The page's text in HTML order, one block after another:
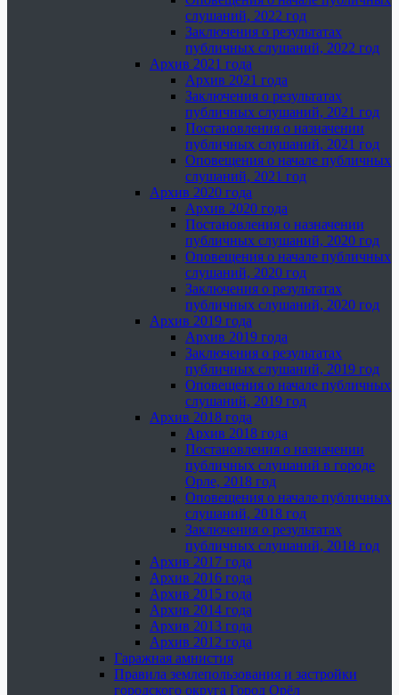
слушаний, 2022 год
Заключения о результатах
публичных слушаний, 2022 год
Архив 2021 года
Архив 2021 года
Заключения о результатах
публичных слушаний, 2021 год
Постановления о назначении
публичных слушаний, 2021 год
Оповещения о начале публичных
слушаний, 2021 год
Архив 2020 года
Архив 2020 года
Постановления о назначении
публичных слушаний, 2020 год
Оповещения о начале публичных
слушаний, 2020 год
Заключения о результатах
публичных слушаний, 2020 год
Архив 2019 года
Архив 2019 года
Заключения о результатах
публичных слушаний, 2019 год
Оповещения о начале публичных
слушаний, 2019 год
Архив 2018 года
Архив 2018 года
Постановления о назначении
публичных слушаний в городе
Орле, 2018 год
Оповещения о начале публичных
слушаний, 2018 год
Заключения о результатах
публичных слушаний, 2018 год
Архив 2017 года
Архив 2016 года
Архив 2015 года
Архив 2014 года
Архив 2013 года
Архив 2012 года
Гаражная амнистия
Правила землепользования и застройки
городского округа Город Орёл